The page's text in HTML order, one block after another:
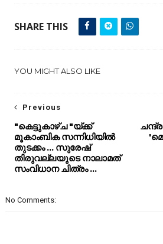
SHARE THIS
YOU MIGHT ALSO LIKE
Previous
"കെട്ടുകാഴ്ച "യ്ക്ക്
മൂകാംബിക സന്നിധിയിൽ
തുടക്കം ... സുരേഷ്
തിരുവല്ലയുടെ നാലാമത്
സംവിധാന ചിത്രം ...
No Comments: